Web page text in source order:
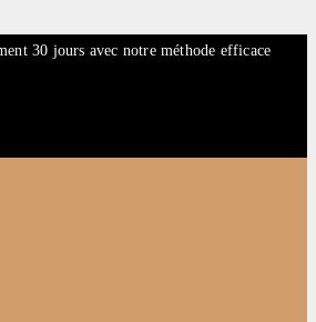
30 jours avec notre méthode efficace